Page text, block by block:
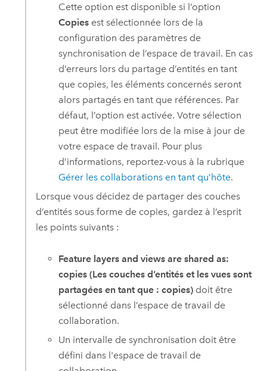
Cette option est disponible si l’option
Copies est sélectionnée lors de la
configuration des paramètres de
synchronisation de l’espace de travail. En cas
d’erreurs lors du partage d’entités en tant
que copies, les éléments concernés seront
alors partagés en tant que références. Par
défaut, l’option est activée. Votre sélection
peut être modifiée lors de la mise à jour de
votre espace de travail. Pour plus
d’informations, reportez-vous à la rubrique
Gérer les collaborations en tant qu’hôte.
Lorsque vous décidez de partager des couches
d’entités sous forme de copies, gardez à l’esprit
les points suivants :
Feature layers and views are shared as:
copies (Les couches d’entités et les vues sont
partagées en tant que : copies) doit être
sélectionné dans l’espace de travail de
collaboration.
Un intervalle de synchronisation doit être
défini dans l'espace de travail de